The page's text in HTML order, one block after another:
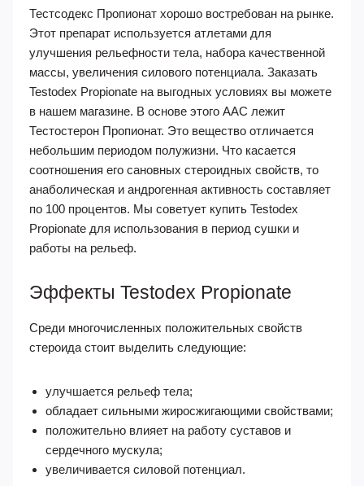
Тестсодекс Пропионат хорошо востребован на рынке.
Этот препарат используется атлетами для
улучшения рельефности тела, набора качественной
массы, увеличения силового потенциала. Заказать
Testodex Propionate на выгодных условиях вы можете
в нашем магазине. В основе этого ААС лежит
Тестостерон Пропионат. Это вещество отличается
небольшим периодом полужизни. Что касается
соотношения его сановных стероидных свойств, то
анаболическая и андрогенная активность составляет
по 100 процентов. Мы советует купить Testodex
Propionate для использования в период сушки и
работы на рельеф.
Эффекты Testodex Propionate
Среди многочисленных положительных свойств
стероида стоит выделить следующие:
улучшается рельеф тела;
обладает сильными жиросжигающими свойствами;
положительно влияет на работу суставов и
сердечного мускула;
увеличивается силовой потенциал.